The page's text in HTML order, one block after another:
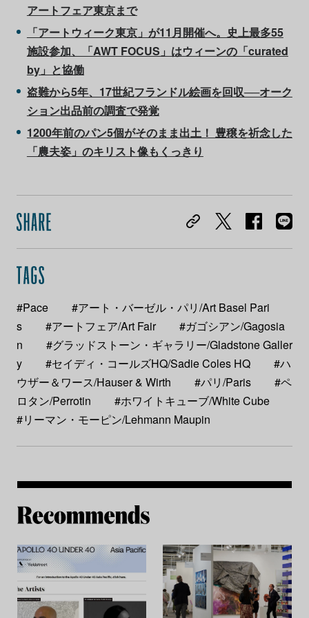
アートフェア東京まで
「アートウィーク東京」が11月開催へ。史上最多55
施設参加、「AWT FOCUS」はウィーンの「curated
by」と協働
盗難から5年、17世紀フランドル絵画を回収──オーク
ション出品前の調査で発覚
1200年前のパン5個がそのまま出土！ 豊穣を祈念した
「農夫姿」のキリスト像もくっきり
#Pace
#アート・バーゼル・パリ/Art Basel Pari
s
#アートフェア/Art Fair
#ガゴシアン/Gagosia
n
#グラッドストーン・ギャラリー/Gladstone Galler
y
#セイディ・コールズHQ/Sadie Coles HQ
#ハ
ウザー＆ワース/Hauser & Wirth
#パリ/Paris
#ペ
ロタン/Perrotin
#ホワイトキューブ/White Cube
#リーマン・モーピン/Lehmann Maupin